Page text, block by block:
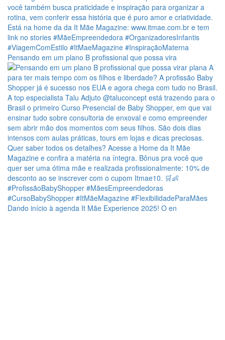
Pensando em um plano B profissional que possa vira
Dando início à agenda It Mãe Experience 2025! O en